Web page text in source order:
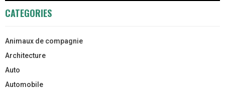
CATEGORIES
Animaux de compagnie
Architecture
Auto
Automobile